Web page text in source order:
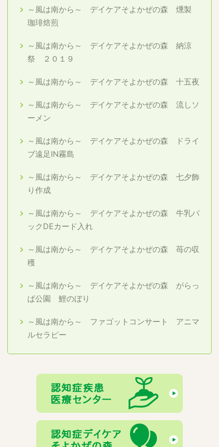
～風は南から～ デイケアそよかぜの森 燻製
珈琲焙煎
～風は南から～ デイケアそよかぜの森 納涼
祭 ２０１９
～風は南から～ デイケアそよかぜの森 十五夜
～風は南から～ デイケアそよかぜの森 流しソ
ーメン
～風は南から～ デイケアそよかぜの森 ドライ
ブ遠足IN霧島
～風は南から～ デイケアそよかぜの森 七夕飾
り作成
～風は南から～ デイケアそよかぜの森 牛乳パ
ックDEカード入れ
～風は南から～ デイケアそよかぜの森 苺の収
穫
～風は南から～ デイケアそよかぜの森 がらっ
ぱ公園 鯉のぼり
～風は南から～ ファゴットコンサート アニマ
ルセラピー